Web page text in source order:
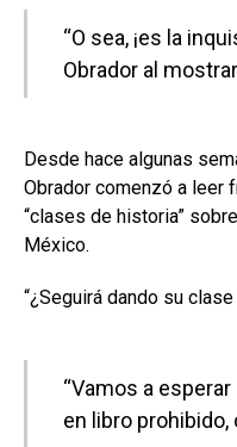
“O sea, ¡es la
Obrador al
Desde hace algunas
Obrador comenzó a leer
“clases de historia”
México.
“¿Seguirá dando su
“Vamos a
en libro prohibido,